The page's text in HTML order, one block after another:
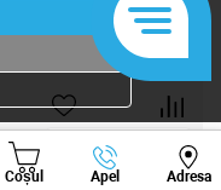
Coșul Apel Adresa
Viber Whatsapp